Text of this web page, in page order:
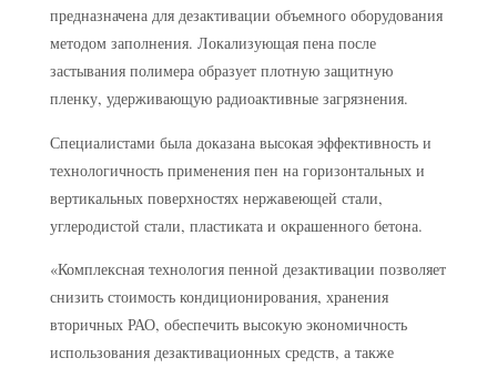
предназначена для дезактивации объемного оборудования
методом заполнения. Локализующая пена после
застывания полимера образует плотную защитную
пленку, удерживающую радиоактивные загрязнения.
Специалистами была доказана высокая эффективность и
технологичность применения пен на горизонтальных и
вертикальных поверхностях нержавеющей стали,
углеродистой стали, пластиката и окрашенного бетона.
«Комплексная технология пенной дезактивации позволяет
снизить стоимость кондиционирования, хранения
вторичных РАО, обеспечить высокую экономичность
использования дезактивационных средств, а также